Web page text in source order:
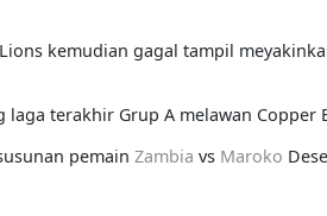
kemudian gagal tampil
terakhir Grup A melawan Copper
pemain Zambia vs Maroko